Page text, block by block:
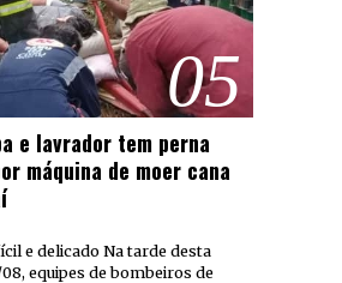
05
e lavrador tem perna
máquina de moer cana
e delicado Na tarde desta
equipes de bombeiros de